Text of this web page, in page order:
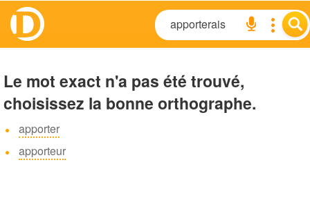
Le mot exact n'a pas été trouvé,
choisissez la bonne orthographe.
apporter
apporteur